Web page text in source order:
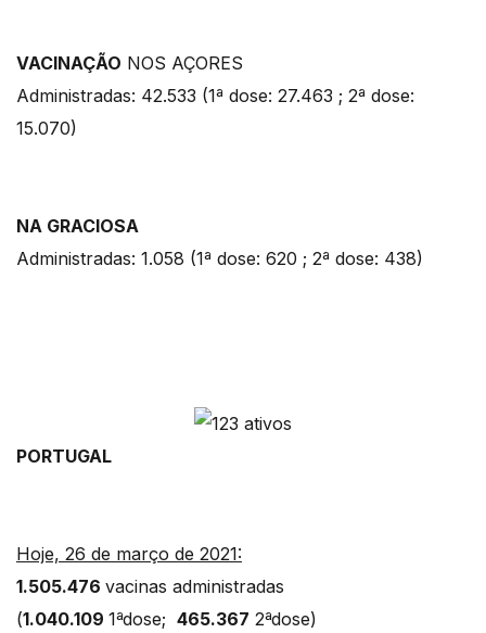
VACINAÇÃO NOS AÇORES
Administradas: 42.533 (1ª dose: 27.463 ; 2ª dose:
15.070)
NA GRACIOSA
Administradas: 1.058 (1ª dose: 620 ; 2ª dose: 438)
PORTUGAL
Hoje, 26 de março de 2021:
1.505.476 vacinas administradas
(1.040.109 1ªdose; 465.367 2ªdose)